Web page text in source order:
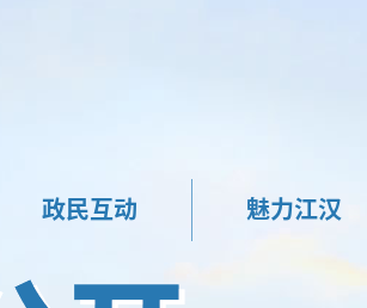
政民互动 魅力江汉